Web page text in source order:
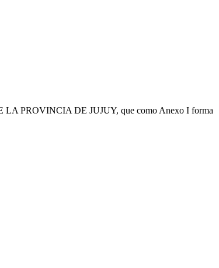
PROVINCIA DE JUJUY, que como Anexo I forma